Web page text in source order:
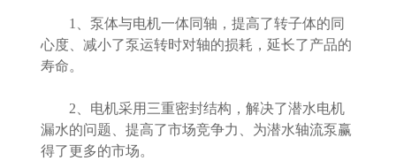
1、泵体与电机一体同轴，提高了转子体的同
心度、减小了泵运转时对轴的损耗，延长了产品的
寿命。
2、电机采用三重密封结构，解决了潜水电机
漏水的问题、提高了市场竞争力、为潜水轴流泵赢
得了更多的市场。